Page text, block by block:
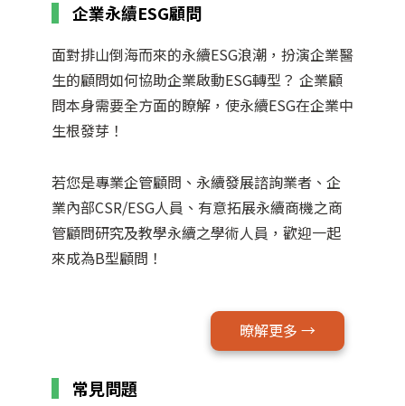
企業永續ESG顧問
面對排山倒海而來的永續ESG浪潮，扮演企業醫
生的顧問如何協助企業啟動ESG轉型？ 企業顧
問本身需要全方面的瞭解，使永續ESG在企業中
生根發芽！
若您是專業企管顧問、永續發展諮詢業者、企
業內部CSR/ESG人員、有意拓展永續商機之商
管顧問研究及教學永續之學術人員，歡迎一起
來成為B型顧問！
暸解更多 →
常見問題